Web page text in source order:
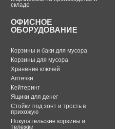
складе
ОФИСНОЕ
ОБОРУДОВАНИЕ
Корзины и баки для мусора
Корзины для мусора
Хранение ключей
Аптечки
Кейтеринг
Ящики для денег
Стойки под зонт и трость в
прихожую
Покупательские корзины и
тележки